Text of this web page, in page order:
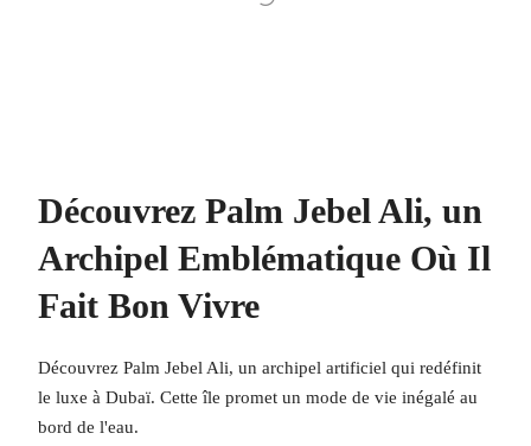
Découvrez Palm Jebel Ali, un
Archipel Emblématique Où Il
Fait Bon Vivre
Découvrez Palm Jebel Ali, un archipel artificiel qui redéfinit
le luxe à Dubaï. Cette île promet un mode de vie inégalé au
bord de l'eau.